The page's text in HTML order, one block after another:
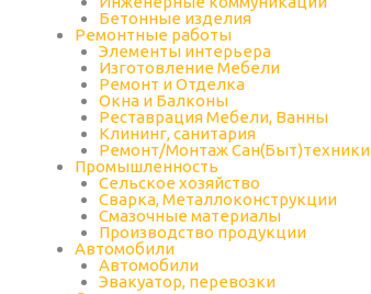
Бетонные изделия
Ремонтные работы
Элементы интерьера
Изготовление Мебели
Ремонт и Отделка
Окна и Балконы
Реставрация Мебели, Ванны
Клининг, санитария
Ремонт/Монтаж Сан(Быт)техники
Промышленность
Cельское хозяйство
Сварка, Металлоконструкции
Cмазочные материалы
Производство продукции
Автомобили
Автомобили
Эвакуатор, перевозки